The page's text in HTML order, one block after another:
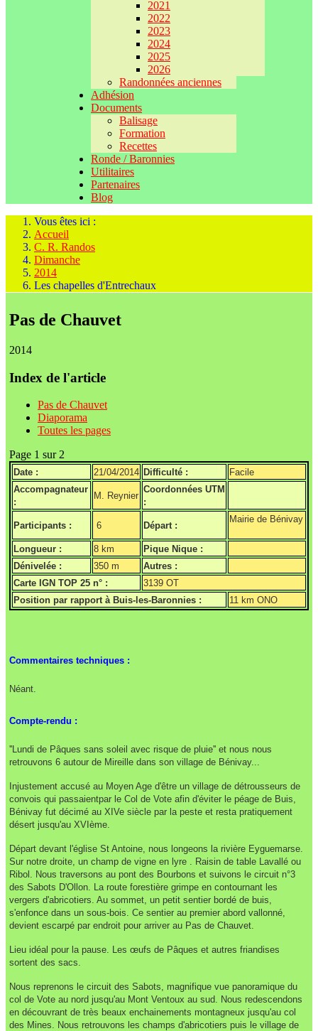
2021
2022
2023
2024
2025
2026
Randonnées anciennes
Adhésion
Documents
Balisage
Formation
Recettes
Ronde / Baronnies
Utilitaires
Partenaires
Blog
Vous êtes ici :
Accueil
C. R. Randos
Dimanche
2014
Les chapelles d'Entrechaux
Pas de Chauvet
2014
Index de l'article
Pas de Chauvet
Diaporama
Toutes les pages
Page 1 sur 2
Date : 21/04/2014 Difficulté :
Facile
Accompagnateur
:
M. Reynier
Coordonnées UTM
:
Participants : 6 Départ :
Mairie de Bénivay
Longueur : 8 km
Pique Nique :
Dénivelée :
350 m
Autres :
Carte IGN TOP 25 n° :
3139 OT
Position par rapport à Buis-les-Baronnies :
11 km ONO
Commentaires techniques :
Néant.
Compte-rendu :
''Lundi de Pâques sans soleil avec risque de pluie'' et nous nous
retrouvons 6 autour de Mireille dans son village de Bénivay...
Injustement accusé au Moyen Age d'être un village de détrousseurs de
convois qui passaientpar le Col de Vote afin d'éviter le péage de Buis,
Bénivay fut décimé au XIVe siècle par la peste et resta pratiquement
désert jusqu'au XVIème.
Départ devant l'église St Antoine, nous longeons la rivière Eyguemarse.
Sur notre droite, un champ de vigne en lyre . Raisin de table Lavallé ou
Ribol. Nous traversons au pont des Bourbons et suivons le circuit n°3
des Sabots D'Ollon. La route forestière grimpe en contournant les
vergers d'abricotiers. Au sommet, un petit sentier bordé de buis,
s'enfonce dans un sous-bois. Ce sentier au premier abord vallonné,
devient escarpé par endroit pour arriver au Pas de Chauvet.
Lieu idéal pour la pause. Les œufs de Pâques et autres friandises
sortent des sacs.
Nous reprenons le circuit des Sabots, magnifique vue panoramique du
col de Vote au nord jusqu'au Mont Ventoux au sud. Nous redescendons
en découvrant de très beaux enchainements montagneux jusqu'au col
des Mines. Nous retrouvons les champs d'abricotiers puis le village de